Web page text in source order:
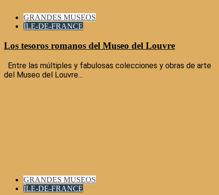
GRANDES MUSEOS
ÎLE-DE-FRANCE
Los tesoros romanos del Museo del Louvre
Entre las múltiples y fabulosas colecciones y obras de arte
del Museo del Louvre…
GRANDES MUSEOS
ÎLE-DE-FRANCE